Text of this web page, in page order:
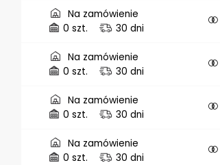
Na zamówienie
0 szt.
30 dni
Na zamówienie
0 szt.
30 dni
Na zamówienie
0 szt.
30 dni
Na zamówienie
0 szt.
30 dni